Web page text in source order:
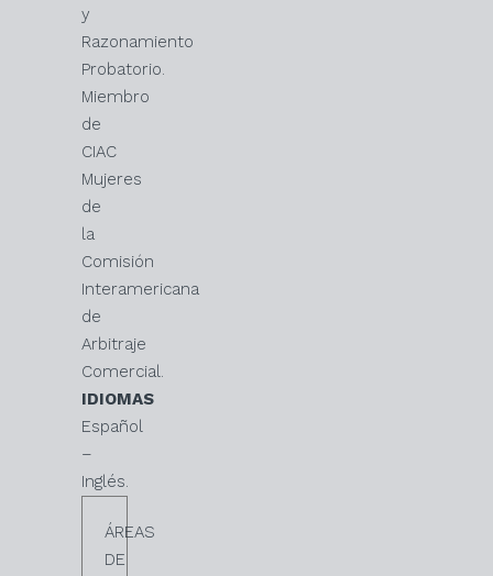
y
Razonamiento
Probatorio.
Miembro
de
CIAC
Mujeres
de
la
Comisión
Interamericana
de
Arbitraje
Comercial.
IDIOMAS
Español
–
Inglés.
ÁREAS
DE